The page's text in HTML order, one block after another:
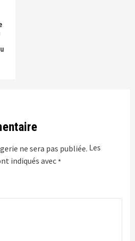
ne sera pas publiée. Les
indiqués avec *